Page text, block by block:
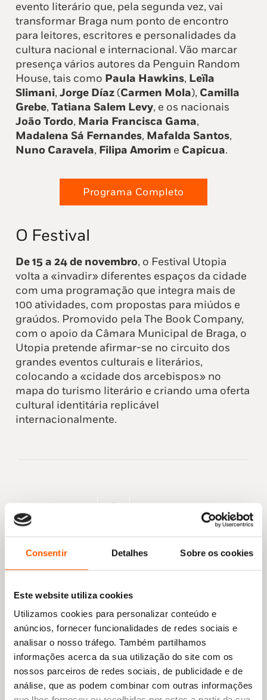
Consentir Detalhes Sobre os cookies
Este website utiliza cookies
Utilizamos cookies para personalizar conteúdo e
anúncios, fornecer funcionalidades de redes sociais e
analisar o nosso tráfego. Também partilhamos
informações acerca da sua utilização do site com os
nossos parceiros de redes sociais, de publicidade e de
análise, que as podem combinar com outras informações
evento literário que, pela segunda vez, vai
transformar Braga num ponto de encontro
para leitores, escritores e personalidades da
cultura nacional e internacional. Vão marcar
presença vários autores da Penguin Random
House, tais como Paula Hawkins, Leïla
Slimani, Jorge Díaz(Carmen Mola), Camilla
Grebe, Tatiana Salem Levy, e os nacionais
João Tordo, Maria Francisca Gama,
Madalena Sá Fernandes, Mafalda Santos,
Nuno Caravela, Filipa Amorim e Capicua.
Programa Completo
O Festival
De 15 a 24 de novembro, o Festival Utopia
volta a «invadir» diferentes espaços da cidade
com uma programação que integra mais de
100 atividades, com propostas para miúdos e
graúdos. Promovido pela The Book Company,
com o apoio da Câmara Municipal de Braga, o
Utopia pretende afirmar-se no circuito dos
grandes eventos culturais e literários,
colocando a «cidade dos arcebispos» no
mapa do turismo literário e criando uma oferta
cultural identitária replicável
internacionalmente.
Outros artigos: